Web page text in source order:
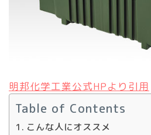
明邦化学工業公式HPより引用
Table of Contents
こんな人にオススメ